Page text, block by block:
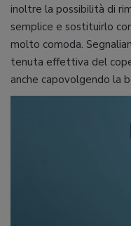
inoltre la possibilità di
semplice e sostituirlo
molto comoda.
tenuta effettiva del
anche capovolgendo la